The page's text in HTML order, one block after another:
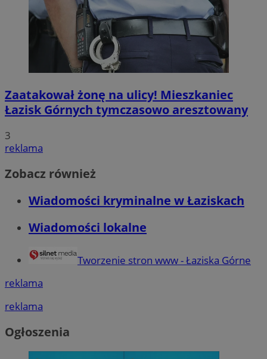
Zaatakował żonę na ulicy! Mieszkaniec
Łazisk Górnych tymczasowo aresztowany
3
reklama
Zobacz również
Wiadomości kryminalne w Łaziskach
Wiadomości lokalne
Tworzenie stron www - Łaziska Górne
reklama
reklama
Ogłoszenia